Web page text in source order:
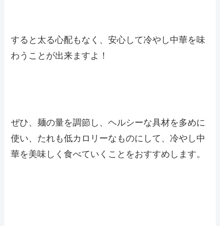
すると太る心配もなく、安心して冷やし中華を味
わうことが出来ますよ！
ぜひ、麺の量を調節し、ヘルシーな具材を多めに
使い、たれも低カロリーなものにして、冷やし中
華を美味しく食べていくことをおすすめします。